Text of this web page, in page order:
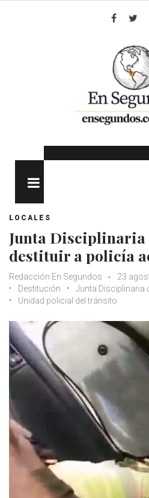
LOCALES
Junta Disciplinaria
destituir a policía
Redacción En Segundos 23
Destitución
Junta Disciplinaria
Unidad policial del tránsito